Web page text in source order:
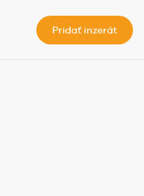
Pridať inzerát